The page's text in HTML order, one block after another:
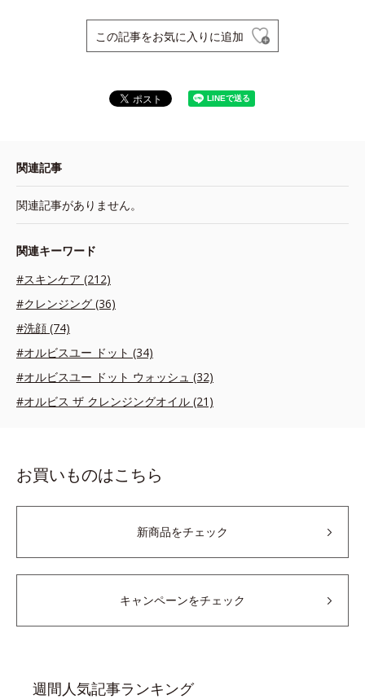
この記事をお気に入りに追加
関連記事
関連記事がありません。
関連キーワード
#スキンケア (212)
#クレンジング (36)
#洗顔 (74)
#オルビスユー ドット (34)
#オルビスユー ドット ウォッシュ (32)
#オルビス ザ クレンジングオイル (21)
お買いものはこちら
新商品をチェック
キャンペーンをチェック
週間人気記事ランキング